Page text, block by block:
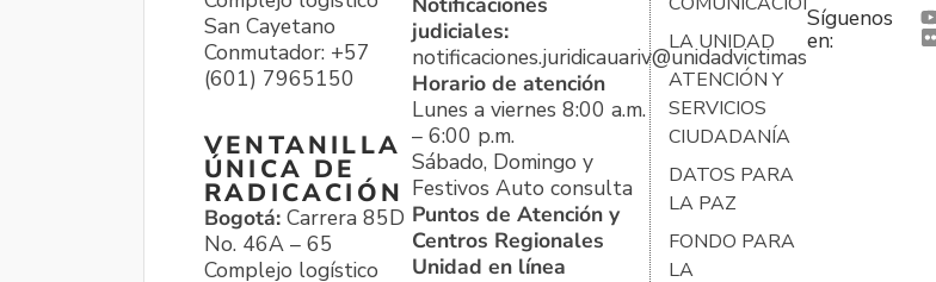
San Cayetano
Conmutador: +57
(601) 7965150
VENTANILLA
ÚNICA DE
RADICACIÓN
Bogotá: Carrera 85D
No. 46A – 65
Complejo logístico
judiciales:
notificaciones.juridicauariv@unidadvictimas.gov.co
Horario de atención
Lunes a viernes 8:00 a.m.
– 6:00 p.m.
Sábado, Domingo y
Festivos Auto consulta
Puntos de Atención y
Centros Regionales
Unidad en línea
LA UNIDAD
ATENCIÓN Y
SERVICIOS
CIUDADANÍA
DATOS PARA
LA PAZ
FONDO PARA
LA
Síguenos
en: